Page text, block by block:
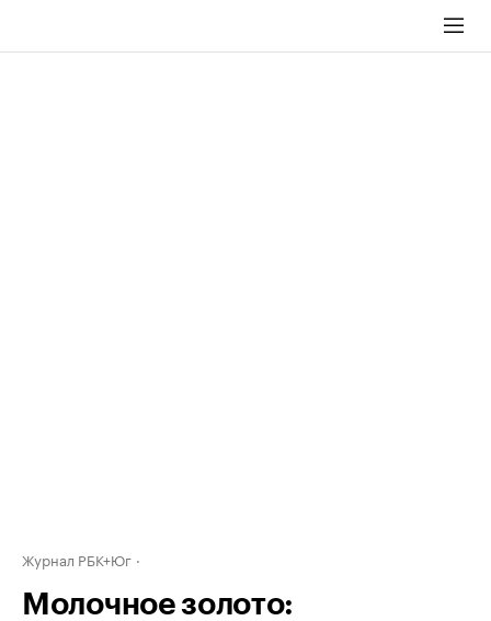
Журнал РБК+Юг
Молочное золото: